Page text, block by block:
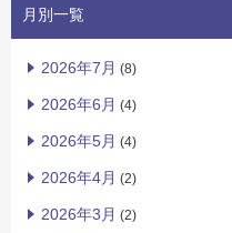
月別一覧
2026年7月 (8)
2026年6月 (4)
2026年5月 (4)
2026年4月 (2)
2026年3月 (2)